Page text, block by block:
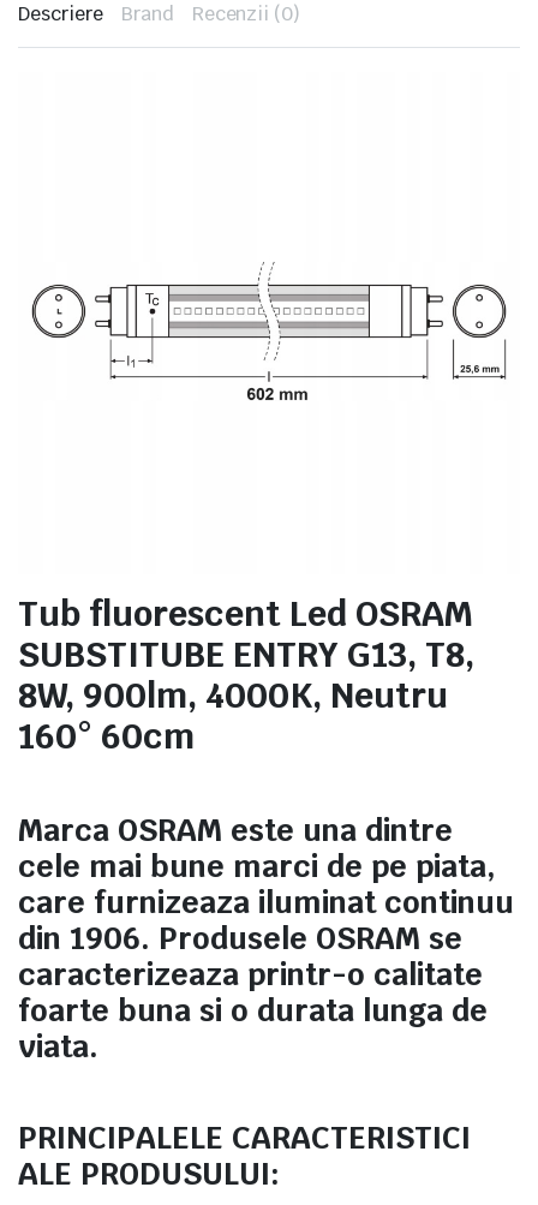
Descriere Brand Recenzii (0)
Tub fluorescent Led OSRAM
SUBSTITUBE ENTRY G13, T8,
8W, 900lm, 4000K, Neutru
160° 60cm
Marca OSRAM este una dintre
cele mai bune marci de pe piata,
care furnizeaza iluminat continuu
din 1906. Produsele OSRAM se
caracterizeaza printr-o calitate
foarte buna si o durata lunga de
viata.
PRINCIPALELE CARACTERISTICI
ALE PRODUSULUI: